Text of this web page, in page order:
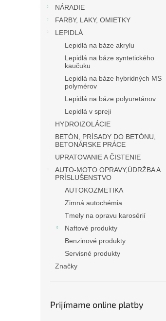
NÁRADIE
FARBY, LAKY, OMIETKY
LEPIDLÁ
Lepidlá na báze akrylu
Lepidlá na báze syntetického
kaučuku
Lepidlá na báze hybridných MS
polymérov
Lepidlá na báze polyuretánov
Lepidlá v spreji
HYDROIZOLÁCIE
BETÓN, PRÍSADY DO BETÓNU,
BETONÁRSKE PRÁCE
UPRATOVANIE A ČISTENIE
AUTO-MOTO OPRAVY,ÚDRŽBA A
PRÍSLUŠENSTVO
AUTOKOZMETIKA
Zimná autochémia
Tmely na opravu karosérií
Naftové produkty
Benzinové produkty
Servisné produkty
Značky
Prijímame online platby